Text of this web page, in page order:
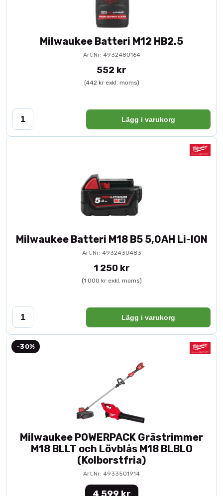
Milwaukee Batteri M12 HB2.5
Art.Nr: 4932480164
552 kr
(442 kr exkl. moms)
Lägg i varukorg
Milwaukee Batteri M18 B5 5,0AH Li-ION
Art.Nr: 4932430483
1 250 kr
(1 000 kr exkl. moms)
Lägg i varukorg
-30%
Milwaukee POWERPACK Grästrimmer
M18 BLLT och Lövblås M18 BLBLO
(Kolborstfria)
Art.Nr: 4933501914